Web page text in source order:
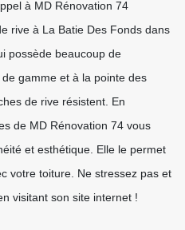
à MD Rénovation 74
rive à La Batie Des Fonds dans
possède beaucoup de
gamme et à la pointe des
de rive résistent. En
de MD Rénovation 74 vous
et esthétique. Elle le permet
votre toiture. Ne stressez pas et
visitant son site internet !